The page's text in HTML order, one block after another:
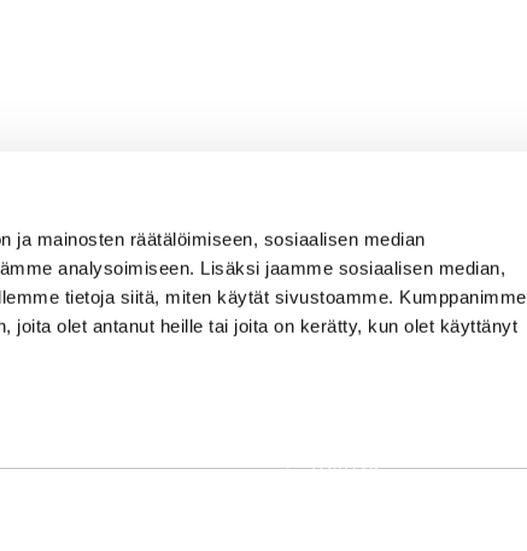
ja mainosten räätälöimiseen, sosiaalisen median
analysoimiseen. Lisäksi jaamme sosiaalisen median,
tietoja siitä, miten käytät sivustoamme. Kumppanimme
joita olet antanut heille tai joita on kerätty, kun olet käyttänyt
Kenttä